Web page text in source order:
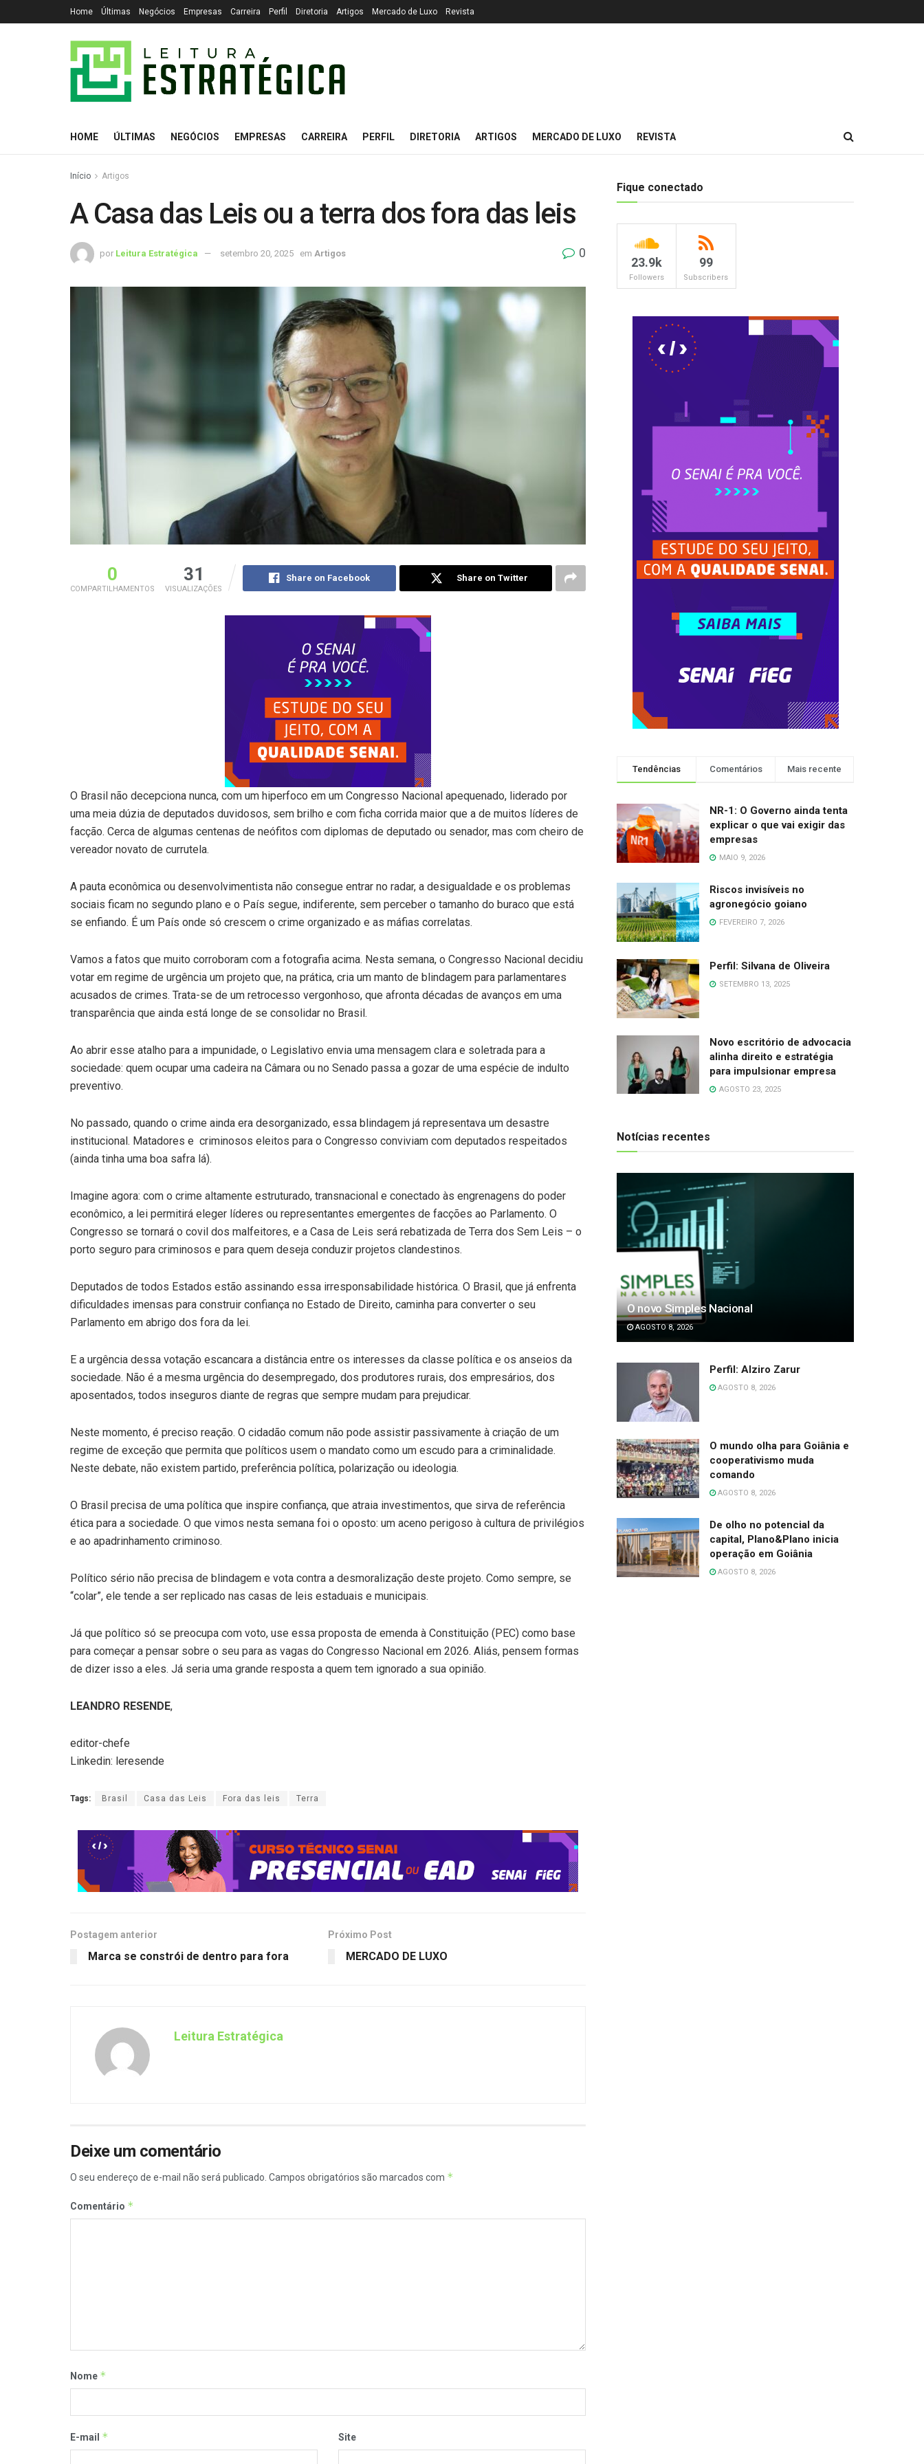
Home Últimas Negócios Empresas Carreira Perfil Diretoria Artigos Mercado de Luxo Revista
HOME ÚLTIMAS NEGÓCIOS EMPRESAS CARREIRA PERFIL DIRETORIA ARTIGOS MERCADO DE LUXO REVISTA
Início Artigos
A Casa das Leis ou a terra dos fora das leis
por Leitura Estratégica setembro 20, 2025 em Artigos 0
0
COMPARTILHAMENTOS
31
VISUALIZAÇÕES
Share on Facebook Share on Twitter
O Brasil não decepciona nunca, com um hiperfoco em um Congresso Nacional apequenado, liderado por
uma meia dúzia de deputados duvidosos, sem brilho e com ficha corrida maior que a de muitos líderes de
facção. Cerca de algumas centenas de neófitos com diplomas de deputado ou senador, mas com cheiro de
vereador novato de currutela.
A pauta econômica ou desenvolvimentista não consegue entrar no radar, a desigualdade e os problemas
sociais ficam no segundo plano e o País segue, indiferente, sem perceber o tamanho do buraco que está
se enfiando. É um País onde só crescem o crime organizado e as máfias correlatas.
Vamos a fatos que muito corroboram com a fotografia acima. Nesta semana, o Congresso Nacional decidiu
votar em regime de urgência um projeto que, na prática, cria um manto de blindagem para parlamentares
acusados de crimes. Trata-se de um retrocesso vergonhoso, que afronta décadas de avanços em uma
transparência que ainda está longe de se consolidar no Brasil.
Ao abrir esse atalho para a impunidade, o Legislativo envia uma mensagem clara e soletrada para a
sociedade: quem ocupar uma cadeira na Câmara ou no Senado passa a gozar de uma espécie de indulto
preventivo.
No passado, quando o crime ainda era desorganizado, essa blindagem já representava um desastre
institucional. Matadores e criminosos eleitos para o Congresso conviviam com deputados respeitados
(ainda tinha uma boa safra lá).
Imagine agora: com o crime altamente estruturado, transnacional e conectado às engrenagens do poder
econômico, a lei permitirá eleger líderes ou representantes emergentes de facções ao Parlamento. O
Congresso se tornará o covil dos malfeitores, e a Casa de Leis será rebatizada de Terra dos Sem Leis – o
porto seguro para criminosos e para quem deseja conduzir projetos clandestinos.
Deputados de todos Estados estão assinando essa irresponsabilidade histórica. O Brasil, que já enfrenta
dificuldades imensas para construir confiança no Estado de Direito, caminha para converter o seu
Parlamento em abrigo dos fora da lei.
E a urgência dessa votação escancara a distância entre os interesses da classe política e os anseios da
sociedade. Não é a mesma urgência do desempregado, dos produtores rurais, dos empresários, dos
aposentados, todos inseguros diante de regras que sempre mudam para prejudicar.
Neste momento, é preciso reação. O cidadão comum não pode assistir passivamente à criação de um
regime de exceção que permita que políticos usem o mandato como um escudo para a criminalidade.
Neste debate, não existem partido, preferência política, polarização ou ideologia.
O Brasil precisa de uma política que inspire confiança, que atraia investimentos, que sirva de referência
ética para a sociedade. O que vimos nesta semana foi o oposto: um aceno perigoso à cultura de privilégios
e ao apadrinhamento criminoso.
Político sério não precisa de blindagem e vota contra a desmoralização deste projeto. Como sempre, se
“colar”, ele tende a ser replicado nas casas de leis estaduais e municipais.
Já que político só se preocupa com voto, use essa proposta de emenda à Constituição (PEC) como base
para começar a pensar sobre o seu para as vagas do Congresso Nacional em 2026. Aliás, pensem formas
de dizer isso a eles. Já seria uma grande resposta a quem tem ignorado a sua opinião.
LEANDRO RESENDE,
editor-chefe
Linkedin: leresende
Tags: Brasil Casa das Leis Fora das leis Terra
Postagem anterior
Marca se constrói de dentro para fora
Próximo Post
MERCADO DE LUXO
Leitura Estratégica
Deixe um comentário
O seu endereço de e-mail não será publicado. Campos obrigatórios são marcados com *
Comentário *
Nome *
E-mail * Site
Fique conectado
23.9k
Followers
99
Subscribers
Tendências Comentários Mais recente
NR-1: O Governo ainda tenta
explicar o que vai exigir das
empresas
MAIO 9, 2026
Riscos invisíveis no
agronegócio goiano
FEVEREIRO 7, 2026
Perfil: Silvana de Oliveira
SETEMBRO 13, 2025
Novo escritório de advocacia
alinha direito e estratégia
para impulsionar empresa
AGOSTO 23, 2025
Notícias recentes
O novo Simples Nacional
AGOSTO 8, 2026
Perfil: Alziro Zarur
AGOSTO 8, 2026
O mundo olha para Goiânia e
cooperativismo muda
comando
AGOSTO 8, 2026
De olho no potencial da
capital, Plano&Plano inicia
operação em Goiânia
AGOSTO 8, 2026